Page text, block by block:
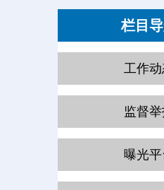
栏目
工作动
监督
曝光平